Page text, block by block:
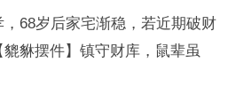
68岁后家宅渐稳，若近期破财
貅摆件】镇守财库，鼠辈虽